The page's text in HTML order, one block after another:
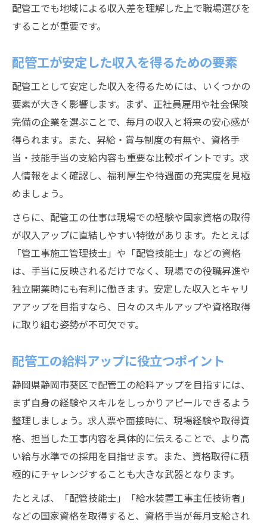
配管工でも地域による収入差を理解した上で職場選びを
することが重要です。
配管工が安定した収入を得るための要素
配管工として安定した収入を得るためには、いくつかの
要素が大きく影響します。まず、正社員雇用や社会保険
完備の企業を選ぶことで、毎月の収入と将来の安心感が
得られます。また、昇給・賞与制度の有無や、資格手
当・技能手当の支給内容も重要な比較ポイントです。求
人情報をよく確認し、福利厚生や待遇面の充実度を見極
めましょう。
さらに、配管工の仕事は現場での経験や国家資格の取得
が収入アップに直結しやすい特徴があります。たとえば
「管工事施工管理技士」や「配管技能士」などの資格
は、手当に反映されるだけでなく、現場での役職昇進や
独立開業時にも有利に働きます。安定した収入とキャリ
アアップを目指すなら、日々のスキルアップや資格取得
に取り組む姿勢が不可欠です。
配管工の給料アップに役立つポイント
静岡県静岡市葵区で配管工の給料アップを目指すには、
まず自身の経験やスキルをしっかりアピールできるよう
整理しましょう。求人票や面接時に、現場経験や取得資
格、担当した工事内容を具体的に伝えることで、より高
い給与水準での採用を目指せます。また、資格取得に積
極的にチャレンジすることも大きな武器となります。
たとえば、「配管技能士」「給水装置工事主任技術者」
などの国家資格を取得すると、資格手当が毎月支給され